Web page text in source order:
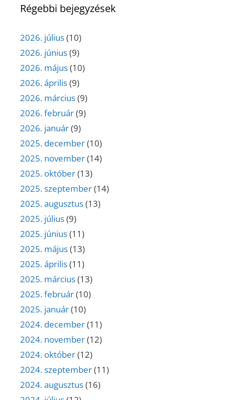
Régebbi bejegyzések
2026. július(10)
2026. június(9)
2026. május(10)
2026. április(9)
2026. március(9)
2026. február(9)
2026. január(9)
2025. december(10)
2025. november(14)
2025. október(13)
2025. szeptember(14)
2025. augusztus(13)
2025. július(9)
2025. június(11)
2025. május(13)
2025. április(11)
2025. március(13)
2025. február(10)
2025. január(10)
2024. december(11)
2024. november(12)
2024. október(12)
2024. szeptember(11)
2024. augusztus(16)